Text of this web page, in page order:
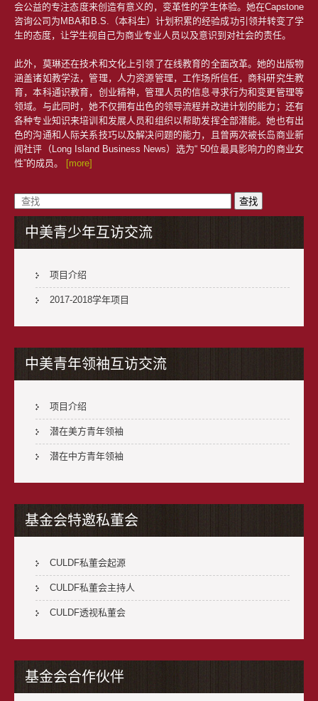
会公益的专注态度来创造有意义的，变革性的学生体验。她在Capstone
咨询公司为MBA和B.S.（本科生）计划积累的经验成功引领并转变了学
生的态度，让学生视自己为商业专业人员以及意识到对社会的责任。
此外，莫琳还在技术和文化上引领了在线教育的全面改革。她的出版物
涵盖诸如教学法，管理，人力资源管理，工作场所信任，商科研究生教
育，本科通识教育，创业精神，管理人员的信息寻求行为和变更管理等
领域。与此同时，她不仅拥有出色的领导流程并改进计划的能力；还有
各种专业知识来培训和发展人员和组织以帮助发挥全部潜能。她也有出
色的沟通和人际关系技巧以及解决问题的能力，且曾两次被长岛商业新
闻社评（Long Island Business News）选为“ 50位最具影响力的商业女
性”的成员。
[more]
中美青少年互访交流
项目介绍
2017-2018学年项目
中美青年领袖互访交流
项目介绍
潜在美方青年领袖
潜在中方青年领袖
基金会特邀私董会
CULDF私董会起源
CULDF私董会主持人
CULDF透视私董会
基金会合作伙伴